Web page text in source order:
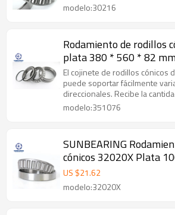
modelo:30216
Rodamiento de rodillos
plata 380 * 560 * 82
inoxidable
El cojinete de rodillos cónicos
puede soportar fácilmente
direccionales. Recibe la
modelo:351076
SUNBEARING
cónicos 32020X Plata
Acero al cromo GCR15
US $21.62
modelo:32020X